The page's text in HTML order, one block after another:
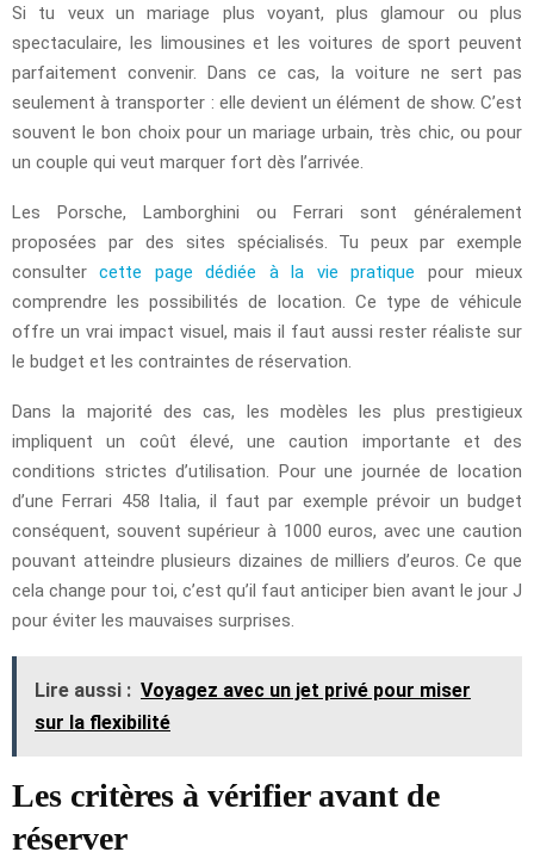
Si tu veux un mariage plus voyant, plus glamour ou plus
spectaculaire, les limousines et les voitures de sport peuvent
parfaitement convenir. Dans ce cas, la voiture ne sert pas
seulement à transporter : elle devient un élément de show. C’est
souvent le bon choix pour un mariage urbain, très chic, ou pour
un couple qui veut marquer fort dès l’arrivée.
Les Porsche, Lamborghini ou Ferrari sont généralement
proposées par des sites spécialisés. Tu peux par exemple
consultercette page dédiée à la vie pratique pour mieux
comprendre les possibilités de location. Ce type de véhicule
offre un vrai impact visuel, mais il faut aussi rester réaliste sur
le budget et les contraintes de réservation.
Dans la majorité des cas, les modèles les plus prestigieux
impliquent un coût élevé, une caution importante et des
conditions strictes d’utilisation. Pour une journée de location
d’une Ferrari 458 Italia, il faut par exemple prévoir un budget
conséquent, souvent supérieur à 1000 euros, avec une caution
pouvant atteindre plusieurs dizaines de milliers d’euros. Ce que
cela change pour toi, c’est qu’il faut anticiper bien avant le jour J
pour éviter les mauvaises surprises.
Lire aussi : Voyagez avec un jet privé pour miser
sur la flexibilité
Les critères à vérifier avant de
réserver